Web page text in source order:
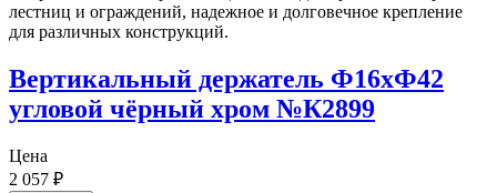
Вертикальный держатель Ф16хФ42
угловой чёрный хром №К2899
Цена
2 057 ₽